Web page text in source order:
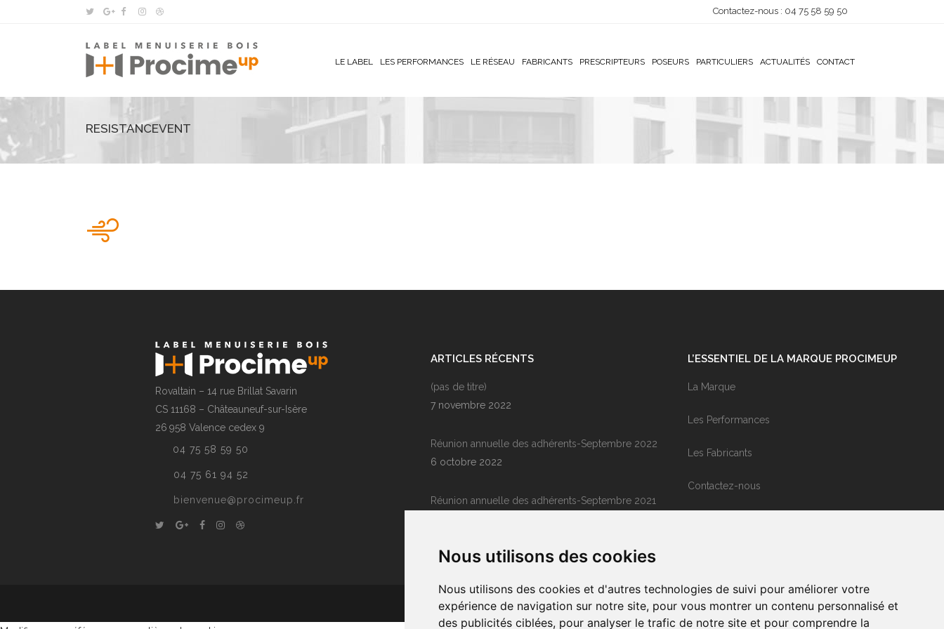
Nous utilisons des cookies
Nous utilisons des cookies et d'autres technologies de suivi pour améliorer votre
expérience de navigation sur notre site, pour vous montrer un contenu personnalisé et
des publicités ciblées, pour analyser le trafic de notre site et pour comprendre la
Contactez-nous : 04 75 58 59 50
LE LABEL LES PERFORMANCES LE RÉSEAU FABRICANTS PRESCRIPTEURS POSEURS PARTICULIERS ACTUALITÉS CONTACT
RESISTANCEVENT
Rovaltain – 14 rue Brillat Savarin
CS 11168 – Châteauneuf-sur-Isère
26 958 Valence cedex 9
04 75 58 59 50
04 75 61 94 52
bienvenue@procimeup.fr
ARTICLES RÉCENTS
(pas de titre)
7 novembre 2022
Réunion annuelle des adhérents-Septembre 2022
6 octobre 2022
Réunion annuelle des adhérents-Septembre 2021
L’ESSENTIEL DE LA MARQUE PROCIMEUP
La Marque
Les Performances
Les Fabricants
Contactez-nous
Copyright